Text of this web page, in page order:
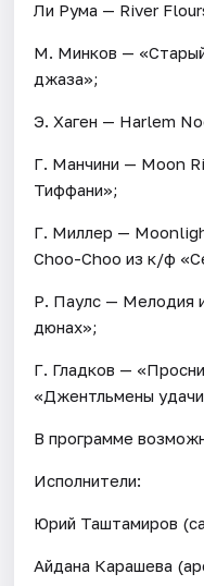
Ли Рума — River
М. Минков —
джаза»;
Э. Хаген — Harlem
Г. Манчини — Moon
Тиффани»;
Г. Миллер —
Choo-Choo из к/ф
Р. Паулс — Мелодия
дюнах»;
Г. Гладков —
«Джентльмены
В программе
Исполнители:
Юрий Таштамиров
Айдана Карашева